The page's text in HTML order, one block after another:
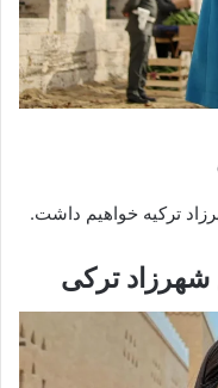
ترکیه خواهیم داشت.
شهرزاد ترکی